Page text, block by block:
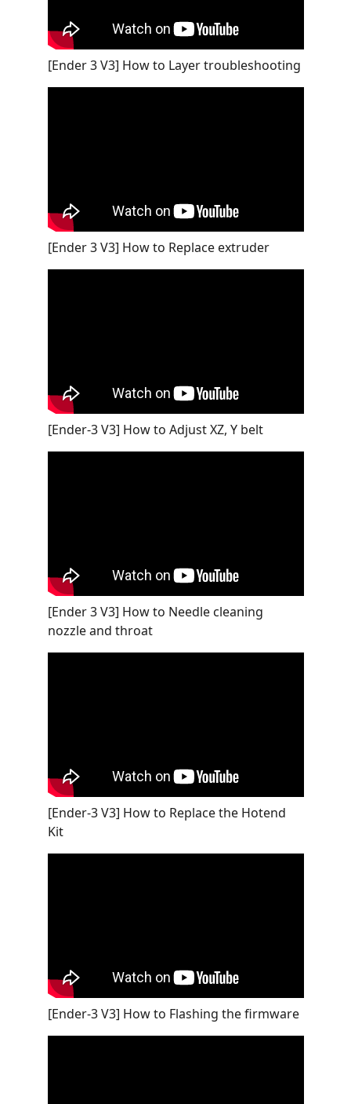
[Ender 3 V3] How to Layer troubleshooting
[Ender 3 V3] How to Replace extruder
[Ender-3 V3] How to Adjust XZ, Y belt
[Ender 3 V3] How to Needle cleaning
nozzle and throat
[Ender-3 V3] How to Replace the Hotend
Kit
[Ender-3 V3] How to Flashing the firmware